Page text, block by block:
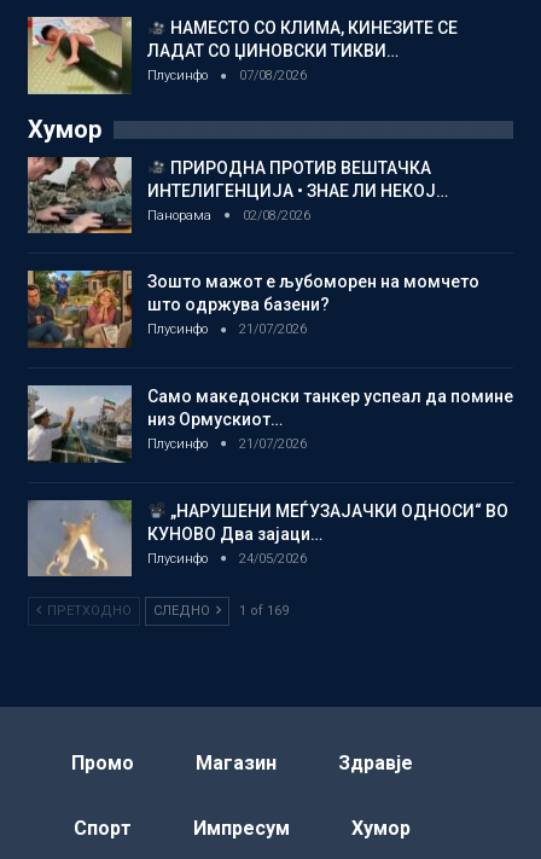
НАМЕСТО СО КЛИМА, КИНЕЗИТЕ СЕ
ЛАДАТ СО ЏИНОВСКИ ТИКВИ…
Плусинфо 07/08/2026
Хумор
ПРИРОДНА ПРОТИВ ВЕШТАЧКА
ИНТЕЛИГЕНЦИЈА • ЗНАЕ ЛИ НЕКОЈ…
Панорама 02/08/2026
Зошто мажот е љубоморен на момчето
што одржува базени?
Плусинфо 21/07/2026
Само македонски танкер успеал да помине
низ Ормускиот…
Плусинфо 21/07/2026
„НАРУШЕНИ МЕЃУЗАЈАЧКИ ОДНОСИ“ ВО
КУНОВО Два зајаци…
Плусинфо 24/05/2026
ПРЕТХОДНО СЛЕДНО 1 of 169
Промо Магазин Здравје
Спорт Импресум Хумор